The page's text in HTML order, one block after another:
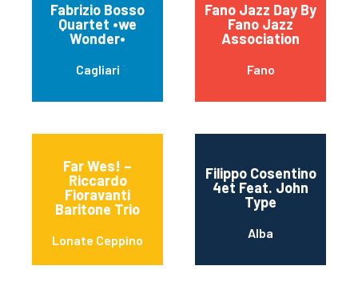
Fabrizio Bosso
Quartet •we
Wonder•
Cagliari
Fano Jazz Day By
Fano Jazz
Association
Fano
Far Wes! –
Riccardo
Fioravanti
Baritone Trio
Lonate Ceppino
Filippo Cosentino
4et Feat. John
Type
Alba